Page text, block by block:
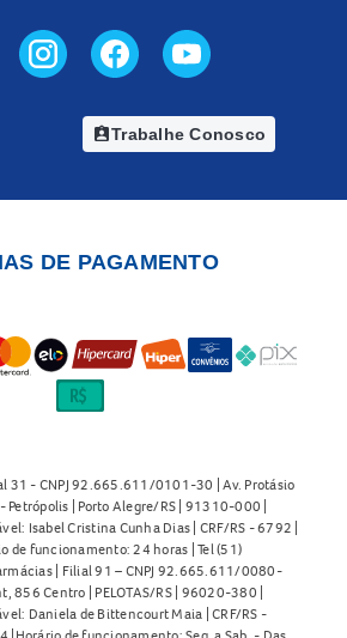
assignment_indTrabalhe Conosco
DE PAGAMENTO
31 - CNPJ 92.665.611/0101-30 | Av. Protásio
Petrópolis | Porto Alegre/RS | 91310-000 |
Isabel Cristina Cunha Dias | CRF/RS - 6792 |
de funcionamento: 24 horas | Tel (51)
| Filial 91 – CNPJ 92.665.611/0080-
856 Centro | PELOTAS/RS | 96020-380 |
Daniela de Bittencourt Maia | CRF/RS -